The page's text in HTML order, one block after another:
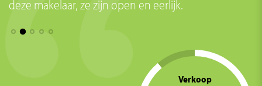
deze makelaar, ze zijn open en eerlijk.
Verkoop